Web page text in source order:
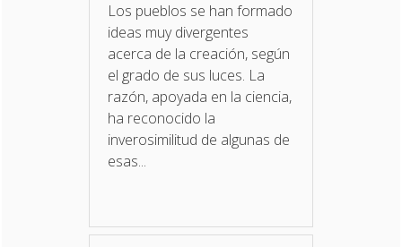
Los pueblos se han formado
ideas muy divergentes
acerca de la creación, según
el grado de sus luces. La
razón, apoyada en la ciencia,
ha reconocido la
inverosimilitud de algunas de
esas...